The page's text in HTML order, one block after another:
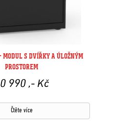
MODUL S DVÍŘKY A ÚLOŽNÝM
PROSTOREM
990 ,- Kč
Čtěte více